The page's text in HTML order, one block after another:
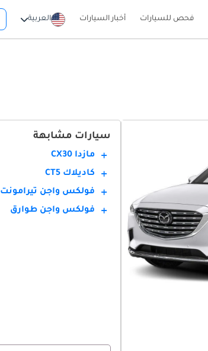
فحص للسيارات أخبار السيارات العربية
سيارات مشابهة
مازدا CX30
كاديلاك CT5
فولكس واجن تيرامونت
فولكس واجن طوارق